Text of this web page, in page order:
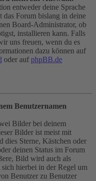
entweder deine Sprache
das Forum bislang in deine
Board-Administrator, ob
installieren kann. Falls
uns freuen, wenn du es
dazu können auf
oder auf phpBB.de
Benutzernamen
Bilder bei deinem
Bilder ist meist mit
dies Sterne, Kästchen oder
deinen Status im Forum
Bild wird auch als
hierbei in der Regel um
Benutzer zu Benutzer